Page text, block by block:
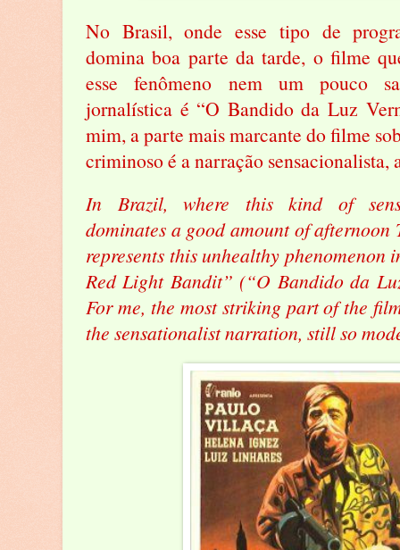
No Brasil, onde esse tipo de
domina boa parte da tarde, o filme
esse fenômeno nem um pouco
jornalística é “O Bandido da Luz
mim, a parte mais marcante do filme
criminoso é a narração sensacionalista,
In Brazil, where this kind of
dominates a good amount of afternoon
represents this unhealthy phenomenon
Red Light Bandit” (“O Bandido da
For me, the most striking part of the
the sensationalist narration, still so